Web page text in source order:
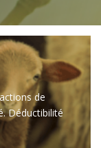
de
Déductibilité